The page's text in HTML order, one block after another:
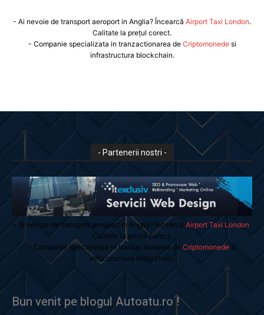
- Ai nevoie de transport aeroport in Anglia? Încearcă Airport Taxi London.
Calitate la prețul corect.
- Companie specializata in tranzactionarea de Criptomonedesi
infrastructura blockchain.
- Partenerii nostri -
- Ai nevoie de transport aeroport in Anglia? Încearcă Airport Taxi London
Calitate la prețul corect.
- Companie specializata in tranzactionarea de Criptomonedesi
infrastructura blockchain.
Bun venit pe blogul Autoatu.ro !